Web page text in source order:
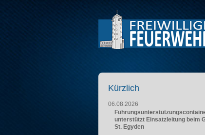
Kürzlich
06.08.2026
unterstützt Einsatzleitung beim
St. Egyden